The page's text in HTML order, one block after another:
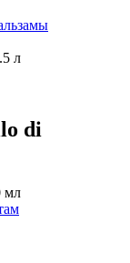
л
di
мл